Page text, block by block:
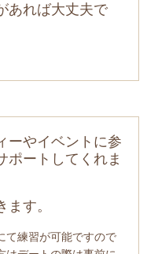
あれば大丈夫で
ーやイベントに参
ポートしてくれま
す。
て練習が可能ですので